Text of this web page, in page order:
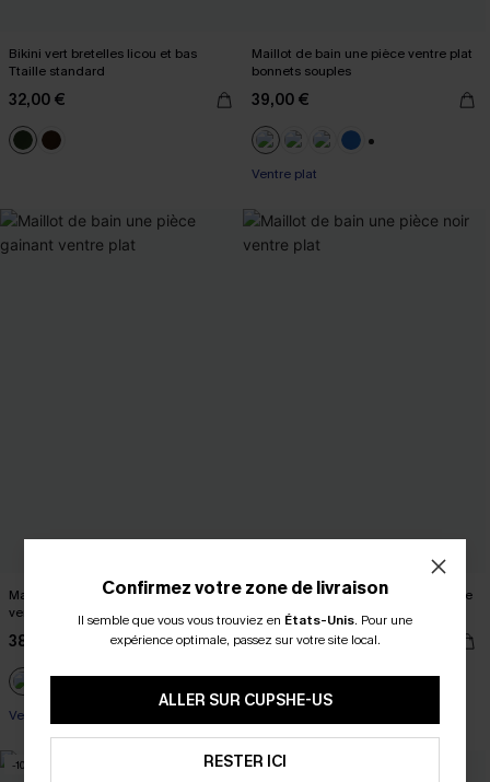
Bikini vert bretelles licou et bas
Ttaille standard
32,00 €
Maillot de bain une pièce ventre plat
bonnets souples
39,00 €
Ventre plat
Maillot de bain une pièce gainant
ventre plat
38,00 €
Ventre plat
Maillot de bain une pièce noir ventre
38,00 €
Ventre plat
-10%
Confirmez votre zone de livraison
Il semble que vous vous trouviez en États-Unis. Pour une
expérience optimale, passez sur votre site local.
ALLER SUR CUPSHE-US
RESTER ICI